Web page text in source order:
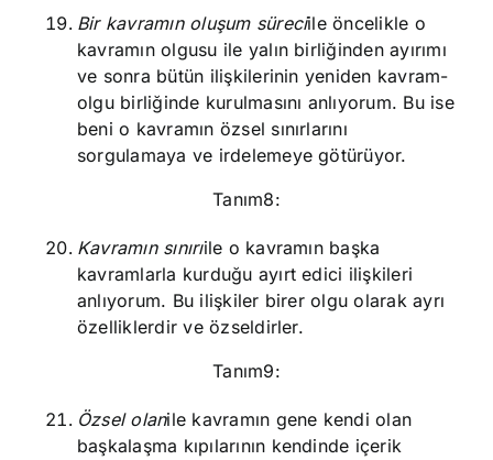
Bir kavramın oluşum süreciile öncelikle o
kavramın olgusu ile yalın birliğinden ayırımı
ve sonra bütün ilişkilerinin yeniden kavram-
olgu birliğinde kurulmasını anlıyorum. Bu ise
beni o kavramın özsel sınırlarını
sorgulamaya ve irdelemeye götürüyor.
Tanım8:
Kavramın sınırıile o kavramın başka
kavramlarla kurduğu ayırt edici ilişkileri
anlıyorum. Bu ilişkiler birer olgu olarak ayrı
özelliklerdir ve özseldirler.
Tanım9:
Özsel olanile kavramın gene kendi olan
başkalaşma kıpılarının kendinde içerik